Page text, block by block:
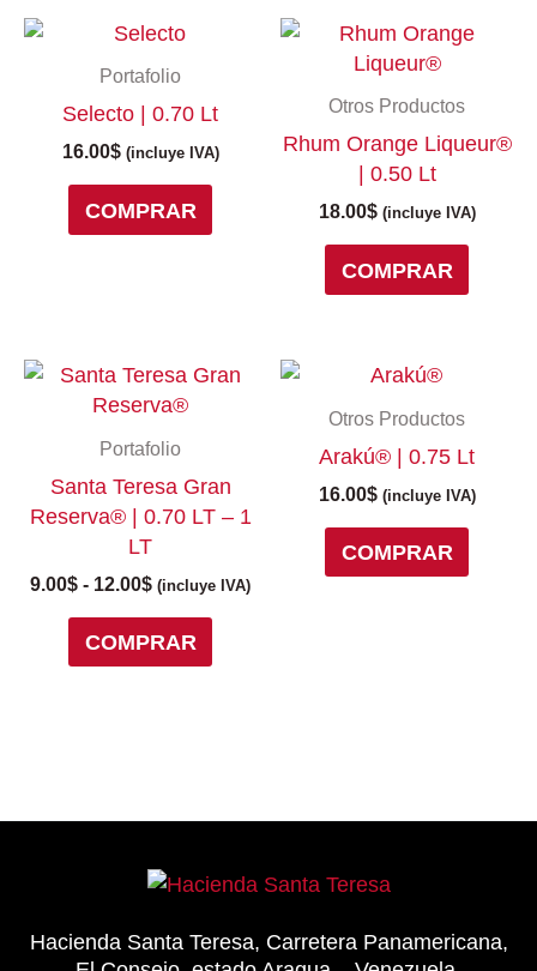
Portafolio
Selecto | 0.70 Lt
16.00$ (incluye IVA)
COMPRAR
Otros Productos
Rhum Orange Liqueur®
| 0.50 Lt
18.00$ (incluye IVA)
COMPRAR
Portafolio
Santa Teresa Gran
Reserva® | 0.70 LT – 1
LT
9.00$ - 12.00$
Rango
de
desde
hasta
12.00$
(incluye IVA)
COMPRAR
Este
variantes.
Las
se
pueden
en
Otros Productos
Arakú® | 0.75 Lt
16.00$ (incluye IVA)
COMPRAR
Hacienda Santa Teresa, Carretera Panamericana,